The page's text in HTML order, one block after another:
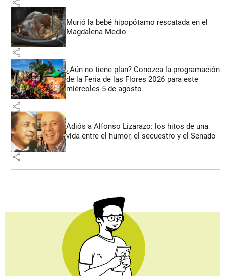
Murió la bebé hipopótamo rescatada en el
Magdalena Medio
share
¿Aún no tiene plan? Conozca la programación
de la Feria de las Flores 2026 para este
miércoles 5 de agosto
share
Adiós a Alfonso Lizarazo: los hitos de una
vida entre el humor, el secuestro y el Senado
share